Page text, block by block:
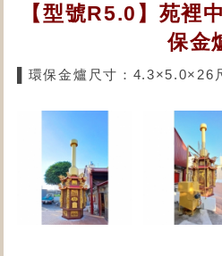
【型號R5.0】苑裡
保金
▌環保金爐尺寸：4.3×5.0×26